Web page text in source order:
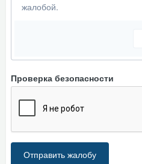
жалобой.
Проверка безопасности
Отправить жалобу